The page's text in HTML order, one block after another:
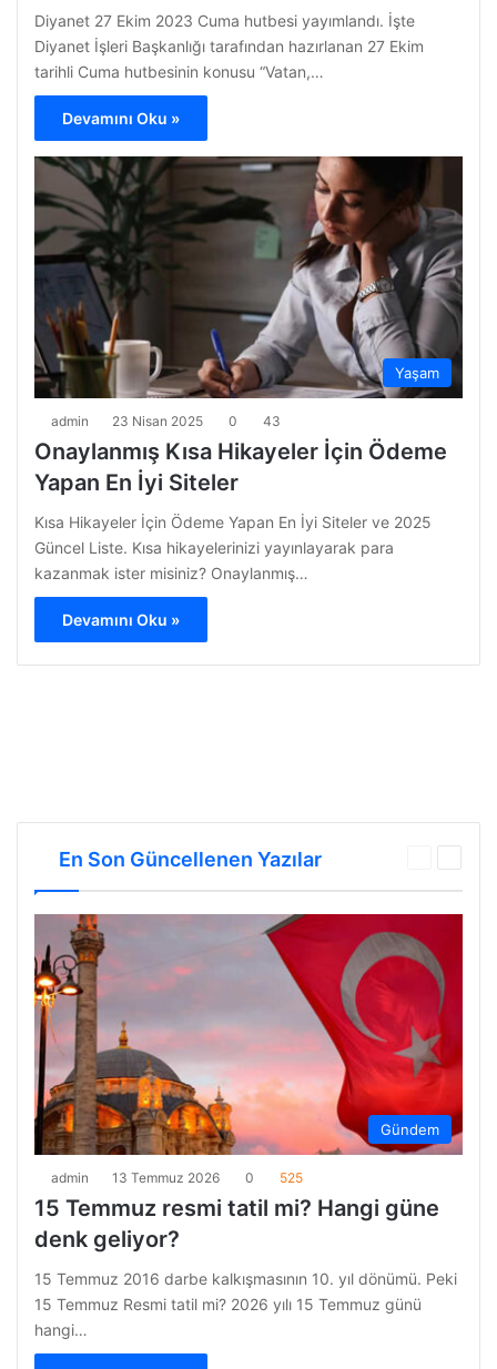
Diyanet 27 Ekim 2023 Cuma hutbesi yayımlandı. İşte
Diyanet İşleri Başkanlığı tarafından hazırlanan 27 Ekim
tarihli Cuma hutbesinin konusu “Vatan,…
Devamını Oku »
Yaşam
admin 23 Nisan 2025 0 43
Onaylanmış Kısa Hikayeler İçin Ödeme
Yapan En İyi Siteler
Kısa Hikayeler İçin Ödeme Yapan En İyi Siteler ve 2025
Güncel Liste. Kısa hikayelerinizi yayınlayarak para
kazanmak ister misiniz? Onaylanmış…
Devamını Oku »
En Son Güncellenen Yazılar
Gündem
admin 13 Temmuz 2026 0 525
15 Temmuz resmi tatil mi? Hangi güne
denk geliyor?
15 Temmuz 2016 darbe kalkışmasının 10. yıl dönümü. Peki
15 Temmuz Resmi tatil mi? 2026 yılı 15 Temmuz günü
hangi…